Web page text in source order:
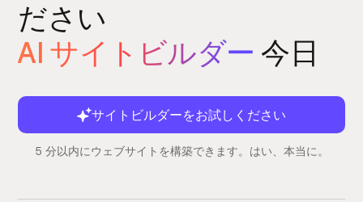
ださい
AI サイトビルダー 今日
サイトビルダーをお試しください
5 分以内にウェブサイトを構築できます。はい、本当に。